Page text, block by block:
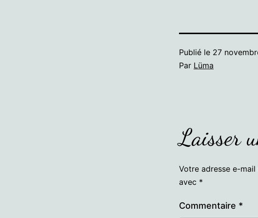
Publié le 27
Par Lüma
Laisser
Votre adresse e-
avec *
Commentaire *